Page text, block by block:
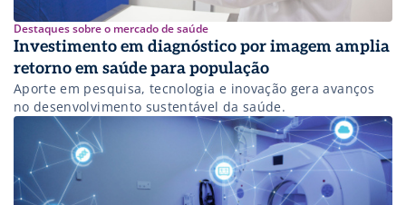
Destaques sobre o mercado de saúde
Investimento em diagnóstico por imagem amplia
retorno em saúde para população
Aporte em pesquisa, tecnologia e inovação gera avanços
no desenvolvimento sustentável da saúde.